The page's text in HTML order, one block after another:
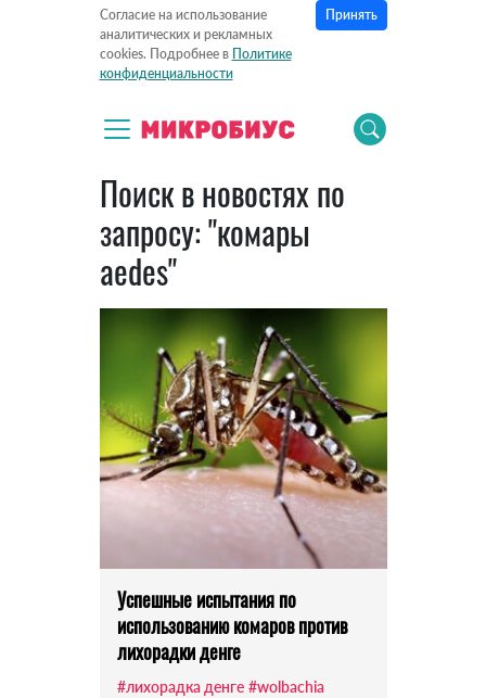
Согласие на использование
аналитических и рекламных
cookies. Подробнее в Политике
конфиденциальности
Принять
Поиск в новостях по
запросу: "комары
aedes"
Успешные испытания по
использованию комаров против
лихорадки денге
#лихорадка денге #wolbachia